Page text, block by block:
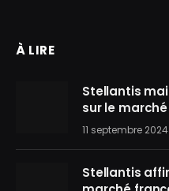
À LIRE
Stellantis
sur le
11 septembre 2024
Stellantis